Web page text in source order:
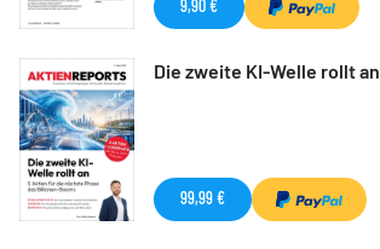
9,90 €
Die zweite KI-Welle rollt an
99,99 €